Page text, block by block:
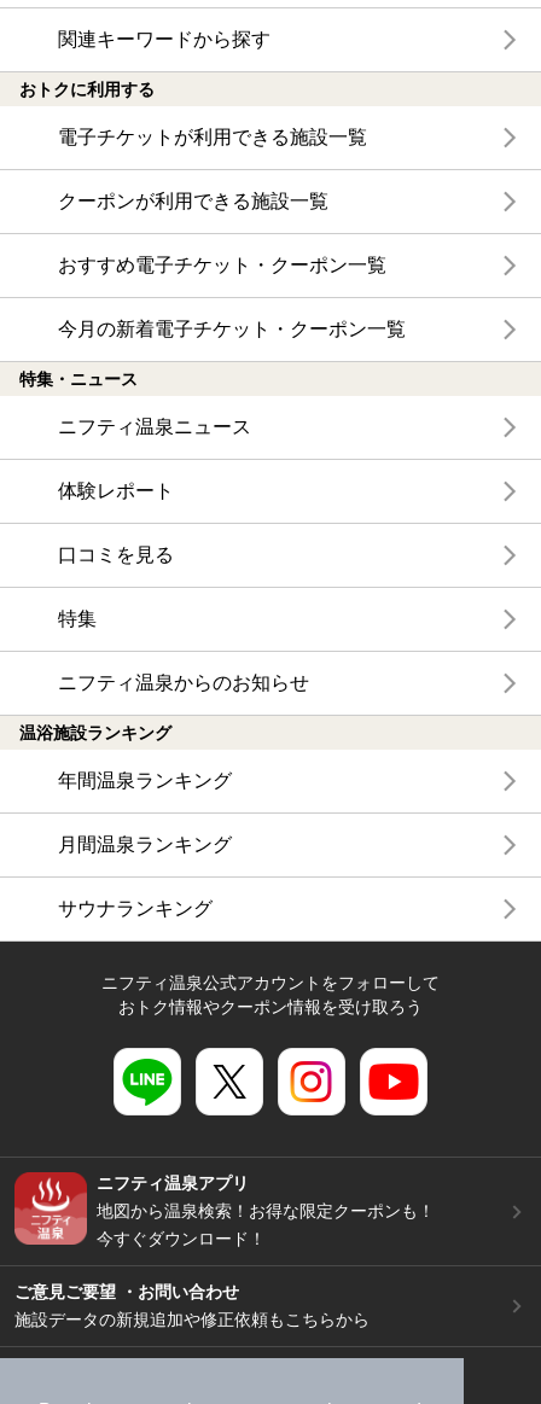
関連キーワードから探す
おトクに利用する
電子チケットが利用できる施設一覧
クーポンが利用できる施設一覧
おすすめ電子チケット・クーポン一覧
今月の新着電子チケット・クーポン一覧
特集・ニュース
ニフティ温泉ニュース
体験レポート
口コミを見る
特集
ニフティ温泉からのお知らせ
温浴施設ランキング
年間温泉ランキング
月間温泉ランキング
サウナランキング
ニフティ温泉公式アカウントをフォローして
おトク情報やクーポン情報を受け取ろう
ニフティ温泉アプリ
地図から温泉検索！お得な限定クーポンも！
今すぐダウンロード！
ご意見ご要望 ・お問い合わせ
施設データの新規追加や修正依頼もこちらから